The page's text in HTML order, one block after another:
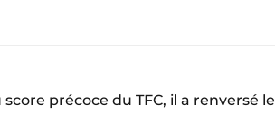
précoce du TFC, il a renversé le